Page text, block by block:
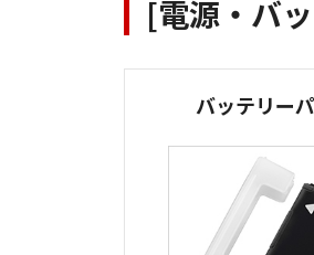
[電源・バ
バッテリー